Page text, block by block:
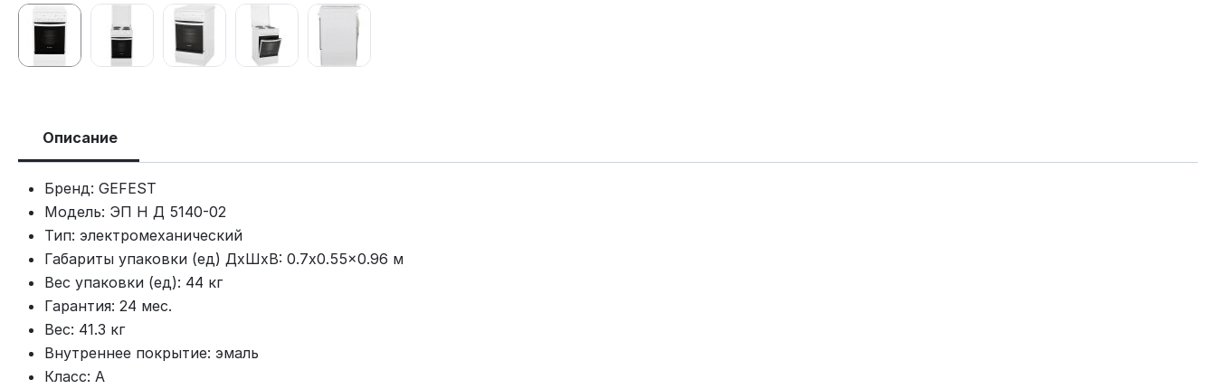
Описание
Бренд: GEFEST
Модель: ЭП Н Д 5140-02
Тип: электромеханический
Габариты упаковки (ед) ДхШхВ: 0.7x0.55x0.96 м
Вес упаковки (ед): 44 кг
Гарантия: 24 мес.
Вес: 41.3 кг
Внутреннее покрытие: эмаль
Класс: A